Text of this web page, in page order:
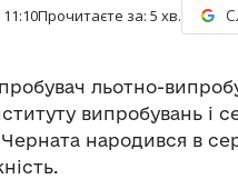
Прочитаєте за: 5 хв.
льотно-
випробувань і
народився в